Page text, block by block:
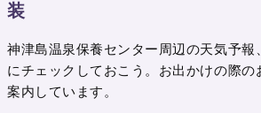
装
神津島温泉保養センター周辺の天気予報
にチェックしておこう。お出かけの際の
案内しています。